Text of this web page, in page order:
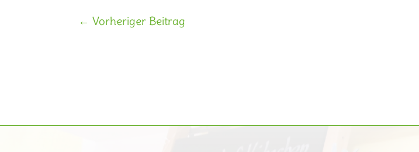
←Vorheriger Beitrag